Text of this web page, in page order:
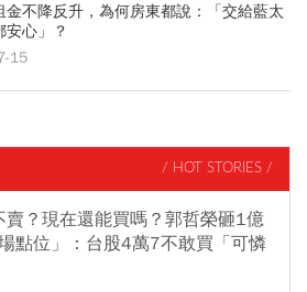
金不降反升，為何房東都說：「交給藍太
安心」？
15
/ HOT STORIES /
？現在還能買嗎？郭哲榮砸1億
點位」：台股4萬7不敢買「可憐